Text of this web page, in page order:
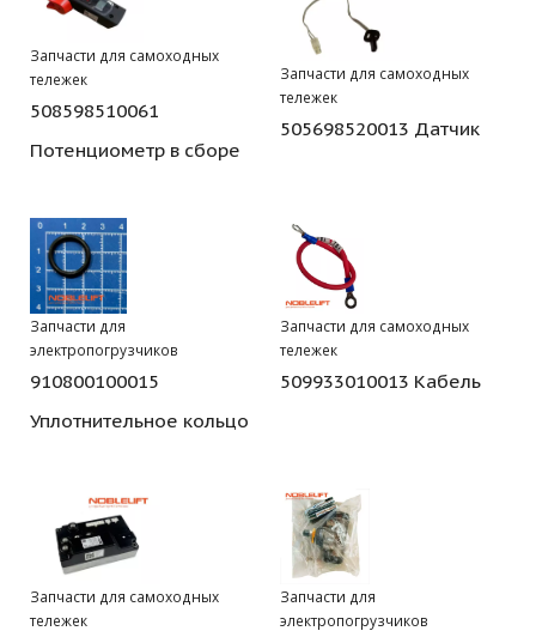
Запчасти для самоходных
тележек
508598510061
Потенциометр в сборе
Запчасти для самоходных
тележек
505698520013 Датчик
Запчасти для
электропогрузчиков
910800100015
Уплотнительное кольцо
Запчасти для самоходных
тележек
509933010013 Кабель
Запчасти для самоходных
тележек
Запчасти для
электропогрузчиков